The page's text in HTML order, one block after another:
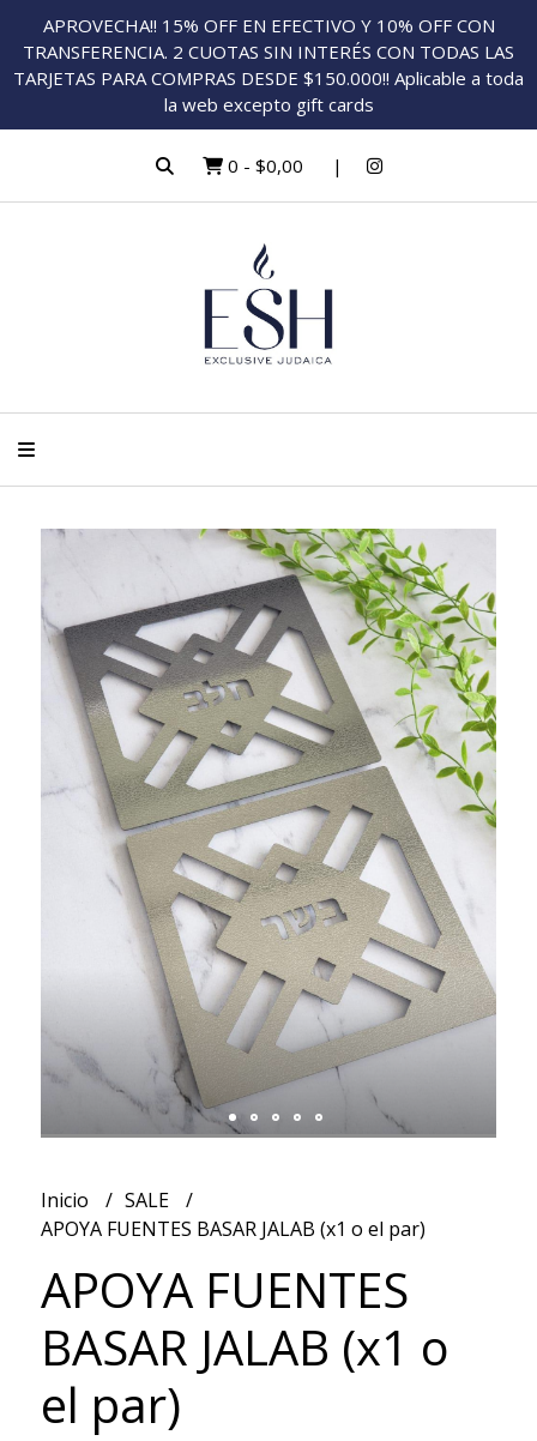
APROVECHA!! 15% OFF EN EFECTIVO Y 10% OFF CON
TRANSFERENCIA. 2 CUOTAS SIN INTERÉS CON TODAS LAS
TARJETAS PARA COMPRAS DESDE $150.000!! Aplicable a toda
la web excepto gift cards
0 - $0,00
Inicio
SALE
APOYA FUENTES BASAR JALAB (x1 o el par)
APOYA FUENTES
BASAR JALAB (x1 o
el par)